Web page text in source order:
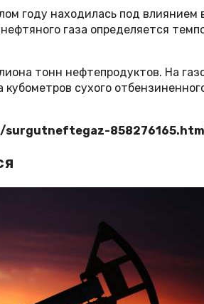
году находилась под
газа определяется
тонн нефтепродуктов. На
сухого
858276165.html